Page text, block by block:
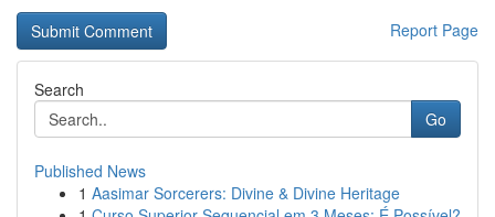
Report Page
Search
Go
Published News
1 Aasimar Sorcerers: Divine & Divine Heritage